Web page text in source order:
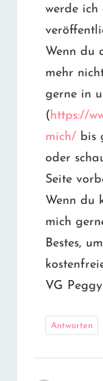
werde
Wenn du
mehr
gerne in
(https://
mich/ bis
oder
Seite
Wenn du
mich
Bestes,
VG
Antworten